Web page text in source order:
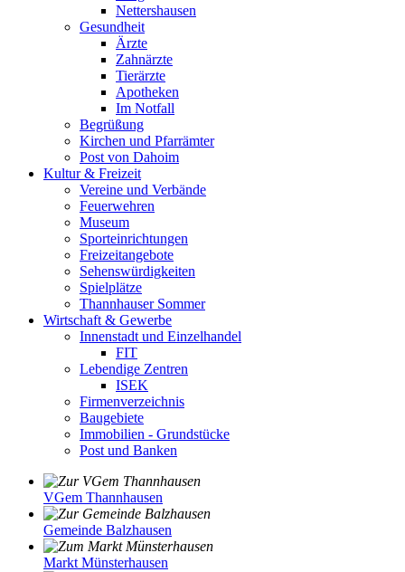
Nettershausen
Gesundheit
Ärzte
Zahnärzte
Tierärzte
Apotheken
Im Notfall
Begrüßung
Kirchen und Pfarrämter
Post von Dahoim
Kultur & Freizeit
Vereine und Verbände
Feuerwehren
Museum
Sporteinrichtungen
Freizeitangebote
Sehenswürdigkeiten
Spielplätze
Thannhauser Sommer
Wirtschaft & Gewerbe
Innenstadt und Einzelhandel
FIT
Lebendige Zentren
ISEK
Firmenverzeichnis
Baugebiete
Immobilien - Grundstücke
Post und Banken
VGem Thannhausen
Gemeinde Balzhausen
Markt Münsterhausen